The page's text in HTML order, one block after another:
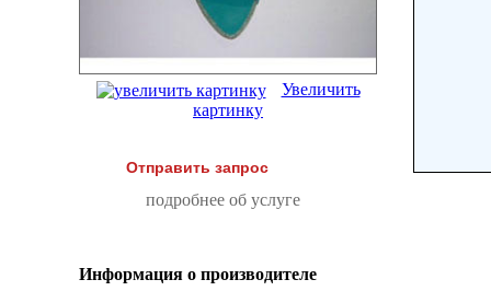
Увеличить
картинку
Отправить запрос
подробнее об услуге
Информация о производителе